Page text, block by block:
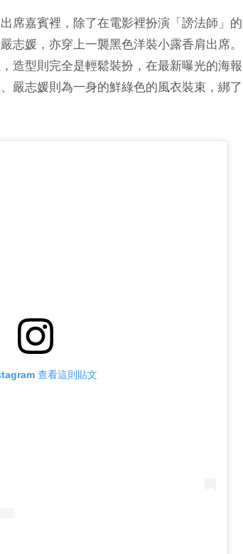
席嘉賓裡，除了在電影裡扮演「謗法師」的
志媛，亦穿上一襲黑色洋裝小露香肩出席。
造型則完全是輕鬆裝扮，在最新曝光的海報
嚴志媛則為一身的鮮綠色的風衣裝束，綁了
查看這則貼文